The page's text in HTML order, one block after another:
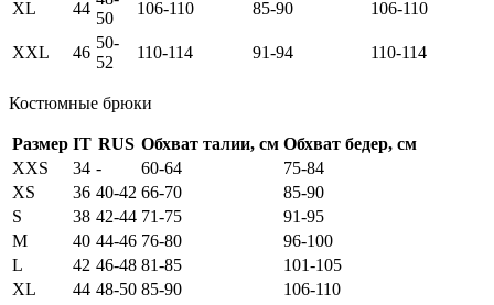
XL 44
50
106-110 85-90 106-110
XXL 46
50-
52
110-114 91-94 110-114
Костюмные брюки
Размер IT RUS Обхват талии, см Обхват бедер, см
XXS
34 - 60-64
75-84
XS
36 40-42 66-70
85-90
S
38 42-44 71-75
91-95
M
40 44-46 76-80
96-100
L
42 46-48 81-85
101-105
XL
44 48-50 85-90
106-110